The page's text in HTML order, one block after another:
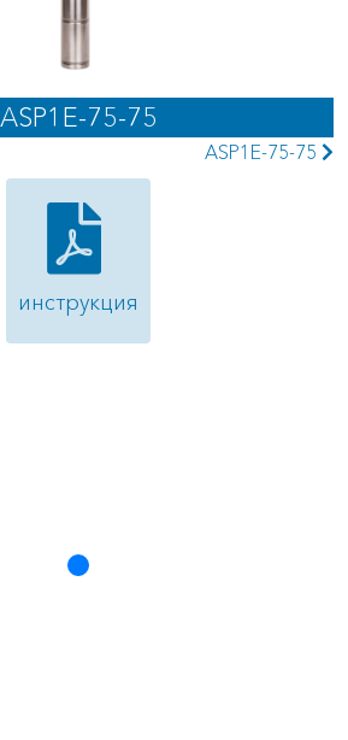
ASP1E-75-75
ASP1E-75-75
инструкция